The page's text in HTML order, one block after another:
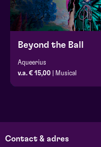
Beyond the Ball
Aqueerius
v.a. € 15,00 | Musical
Contact & adres